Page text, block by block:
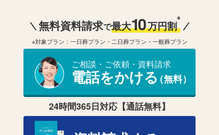
無料資料請求で最大10万円割
※
※対象プラン：一日葬プラン・二日葬プラン・一般葬プラン
ご相談・ご依頼・資料請求
電話をかける（無料）
24時間365日対応【通話無料】